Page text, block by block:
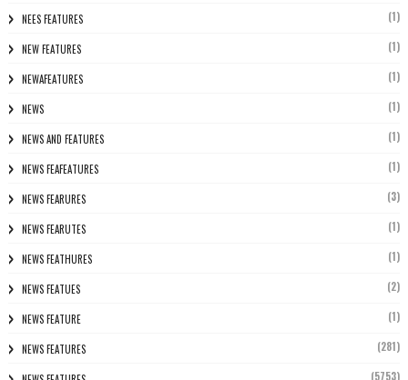
NEES FEATURES (1)
NEW FEATURES (1)
NEWAFEATURES (1)
NEWS (1)
NEWS AND FEATURES (1)
NEWS FEAFEATURES (1)
NEWS FEARURES (3)
NEWS FEARUTES (1)
NEWS FEATHURES (1)
NEWS FEATUES (2)
NEWS FEATURE (1)
NEWS FEATURES (281)
(5753)